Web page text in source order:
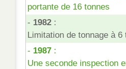
portante de 16 tonnes
- 1982:
Limitation de tonnage à
- 1987:
Une seconde inspection